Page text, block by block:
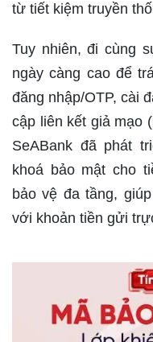
từ tiết kiệm truyền
Tuy nhiên, đi cùng
ngày càng cao để
đăng nhập/OTP, cài
cập liên kết giả mạo
SeABank đã phát
khoá bảo mật cho
bảo vệ đa tầng,
với khoản tiền gửi